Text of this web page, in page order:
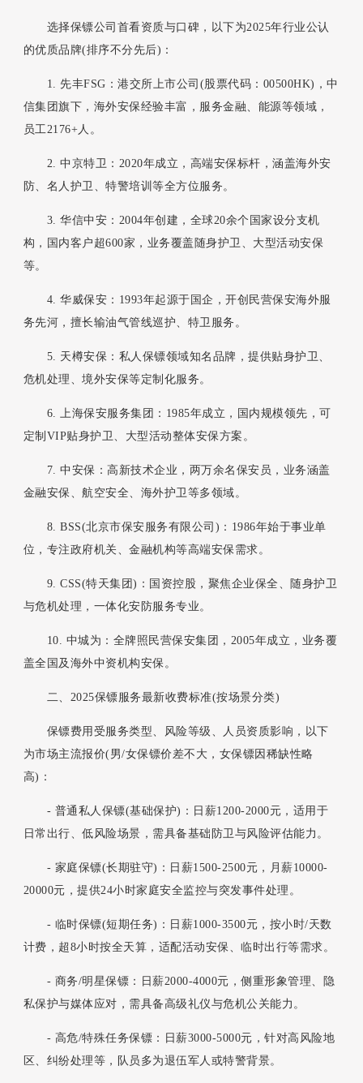
选择保镖公司首看资质与口碑，以下为2025年行业公认
的优质品牌(排序不分先后)：
1. 先丰FSG：港交所上市公司(股票代码：00500HK)，中
信集团旗下，海外安保经验丰富，服务金融、能源等领域，
员工2176+人。
2. 中京特卫：2020年成立，高端安保标杆，涵盖海外安
防、名人护卫、特警培训等全方位服务。
3. 华信中安：2004年创建，全球20余个国家设分支机
构，国内客户超600家，业务覆盖随身护卫、大型活动安保
等。
4. 华威保安：1993年起源于国企，开创民营保安海外服
务先河，擅长输油气管线巡护、特卫服务。
5. 天樽安保：私人保镖领域知名品牌，提供贴身护卫、
危机处理、境外安保等定制化服务。
6. 上海保安服务集团：1985年成立，国内规模领先，可
定制VIP贴身护卫、大型活动整体安保方案。
7. 中安保：高新技术企业，两万余名保安员，业务涵盖
金融安保、航空安全、海外护卫等多领域。
8. BSS(北京市保安服务有限公司)：1986年始于事业单
位，专注政府机关、金融机构等高端安保需求。
9. CSS(特天集团)：国资控股，聚焦企业保全、随身护卫
与危机处理，一体化安防服务专业。
10. 中城为：全牌照民营保安集团，2005年成立，业务覆
盖全国及海外中资机构安保。
二、2025保镖服务最新收费标准(按场景分类)
保镖费用受服务类型、风险等级、人员资质影响，以下
为市场主流报价(男/女保镖价差不大，女保镖因稀缺性略
高)：
- 普通私人保镖(基础保护)：日薪1200-2000元，适用于
日常出行、低风险场景，需具备基础防卫与风险评估能力。
- 家庭保镖(长期驻守)：日薪1500-2500元，月薪10000-
20000元，提供24小时家庭安全监控与突发事件处理。
- 临时保镖(短期任务)：日薪1000-3500元，按小时/天数
计费，超8小时按全天算，适配活动安保、临时出行等需求。
- 商务/明星保镖：日薪2000-4000元，侧重形象管理、隐
私保护与媒体应对，需具备高级礼仪与危机公关能力。
- 高危/特殊任务保镖：日薪3000-5000元，针对高风险地
区、纠纷处理等，队员多为退伍军人或特警背景。